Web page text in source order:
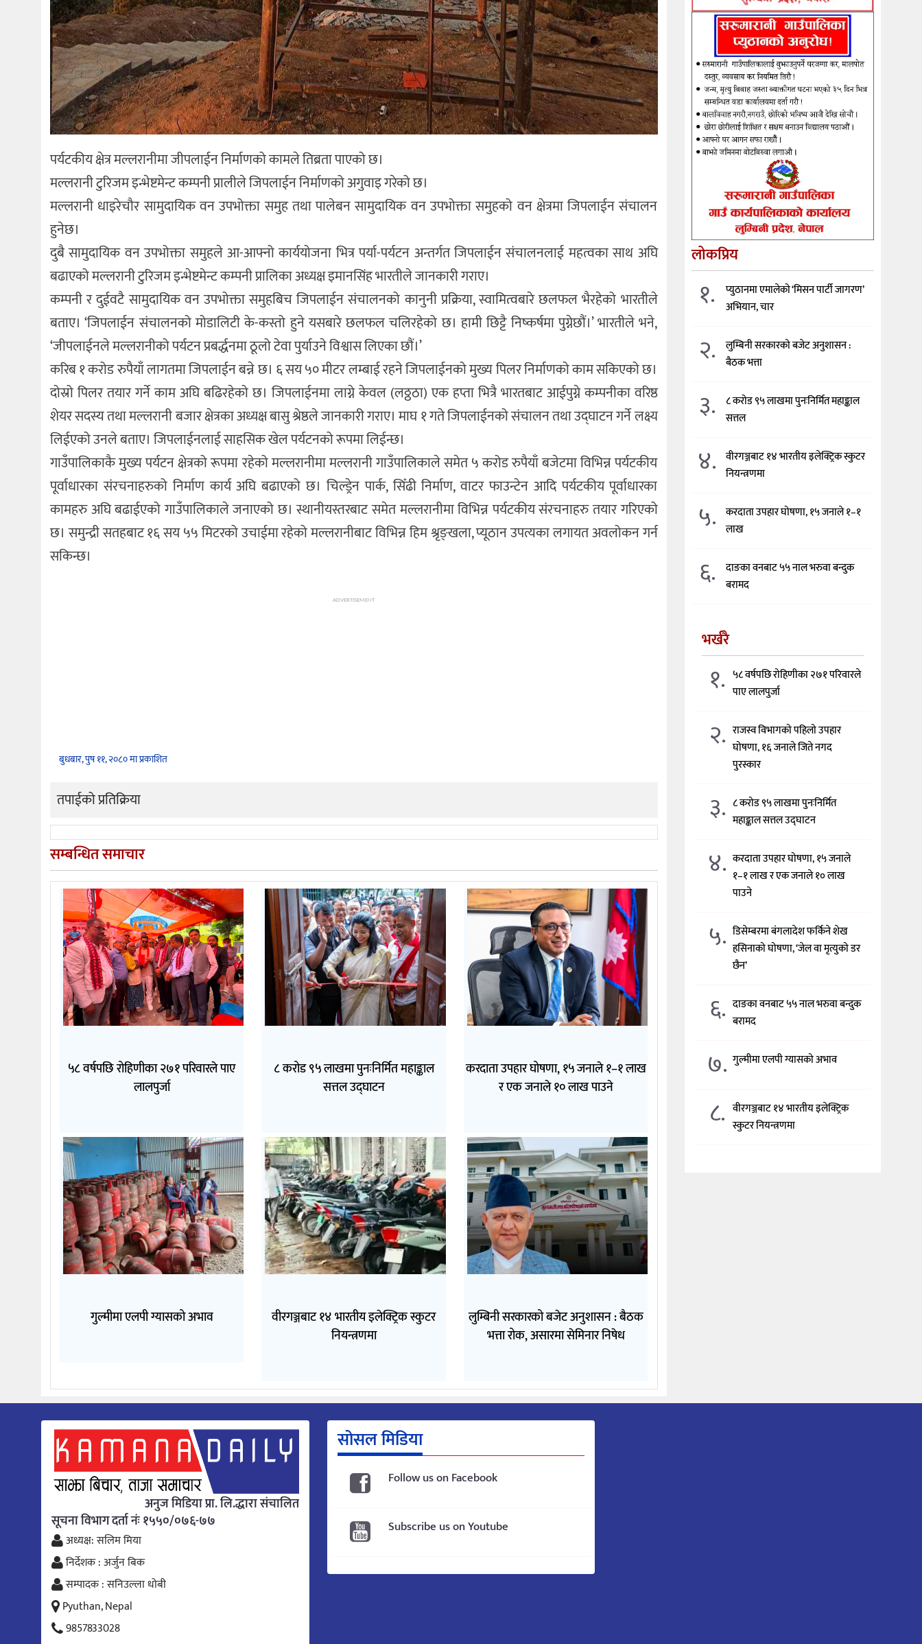
पर्यटकीय क्षेत्र मल्लरानीमा जीपलाईन निर्माणको कामले तिब्रता पाएको छ।
मल्लरानी टुरिजम इन्भेष्टमेन्ट कम्पनी प्रालीले जिपलाईन निर्माणको अगुवाइ गरेको छ।
मल्लरानी धाइरेचौर सामुदायिक वन उपभोक्ता समुह तथा पालेबन सामुदायिक वन उपभोक्ता समुहको वन क्षेत्रमा जिपलाईन संचालन
हुनेछ।
दुबै सामुदायिक वन उपभोक्ता समुहले आ-आफ्नो कार्ययोजना भित्र पर्या-पर्यटन अन्तर्गत जिपलाईन संचालनलाई महत्वका साथ अघि
बढाएको मल्लरानी टुरिजम इन्भेष्टमेन्ट कम्पनी प्रालिका अध्यक्ष इमानसिंह भारतीले जानकारी गराए।
कम्पनी र दुईवटै सामुदायिक वन उपभोक्ता समुहबिच जिपलाईन संचालनको कानुनी प्रक्रिया, स्वामित्वबारे छलफल भैरहेको भारतीले
बताए। ‘जिपलाईन संचालनको मोडालिटी के-कस्तो हुने यसबारे छलफल चलिरहेको छ। हामी छिट्टै निष्कर्षमा पुग्नेछौं।’ भारतीले भने,
‘जीपलाईनले मल्लरानीको पर्यटन प्रबर्द्धनमा ठूलो टेवा पुर्याउने विश्वास लिएका छौं।’
करिब १ करोड रुपैयाँ लागतमा जिपलाईन बन्ने छ। ६ सय ५० मीटर लम्बाई रहने जिपलाईनको मुख्य पिलर निर्माणको काम सकिएको छ।
दोस्रो पिलर तयार गर्ने काम अघि बढिरहेको छ। जिपलाईनमा लाग्ने केवल (लठ्ठठा) एक हप्ता भित्रै भारतबाट आईपुग्ने कम्पनीका वरिष्ठ
शेयर सदस्य तथा मल्लरानी बजार क्षेत्रका अध्यक्ष बासु श्रेष्ठले जानकारी गराए। माघ १ गते जिपलाईनको संचालन तथा उद्घाटन गर्ने लक्ष्य
लिईएको उनले बताए। जिपलाईनलाई साहसिक खेल पर्यटनको रूपमा लिईन्छ।
गाउँपालिकाकै मुख्य पर्यटन क्षेत्रको रूपमा रहेको मल्लरानीमा मल्लरानी गाउँपालिकाले समेत ५ करोड रुपैयाँ बजेटमा विभिन्न पर्यटकीय
पूर्वाधारका संरचनाहरुको निर्माण कार्य अघि बढाएको छ। चिल्ड्रेन पार्क, सिँढी निर्माण, वाटर फाउन्टेन आदि पर्यटकीय पूर्वाधारका
कामहरु अघि बढाईएको गाउँपालिकाले जनाएको छ। स्थानीयस्तरबाट समेत मल्लरानीमा विभिन्न पर्यटकीय संरचनाहरु तयार गरिएको
छ। समुन्द्री सतहबाट १६ सय ५५ मिटरको उचाईमा रहेको मल्लरानीबाट विभिन्न हिम श्रृङ्खला, प्यूठान उपत्यका लगायत अवलोकन गर्न
सकिन्छ।
ADVERTISEMENT
बुधबार, पुष ११, २०८० मा प्रकाशित
तपाईको प्रतिक्रिया
सम्बन्धित समाचार
५८ वर्षपछि रोहिणीका २७१ परिवारले पाए
लालपुर्जा
८ करोड ९५ लाखमा पुनःनिर्मित महाङ्काल
सत्तल उद्घाटन
करदाता उपहार घोषणा, १५ जनाले १–१ लाख
र एक जनाले १० लाख पाउने
गुल्मीमा एलपी ग्यासको अभाव
वीरगञ्जबाट १४ भारतीय इलेक्ट्रिक स्कुटर
नियन्त्रणमा
लुम्बिनी सरकारको बजेट अनुशासन : बैठक
भत्ता रोक, असारमा सेमिनार निषेध
लोकप्रिय
१.
प्युठानमा एमालेको ‘मिसन पार्टी जागरण’
अभियान, चार
२.
लुम्बिनी सरकारको बजेट अनुशासन :
बैठक भत्ता
३.
८ करोड ९५ लाखमा पुनःनिर्मित महाङ्काल
सत्तल
४.
वीरगञ्जबाट १४ भारतीय इलेक्ट्रिक स्कुटर
नियन्त्रणमा
५.
करदाता उपहार घोषणा, १५ जनाले १–१
लाख
६.
दाङका वनबाट ५५ नाल भरुवा बन्दुक
बरामद
भर्खरै
१. ५८ वर्षपछि रोहिणीका २७१ परिवारले
पाए लालपुर्जा
२. राजस्व विभागको पहिलो उपहार
घोषणा, १६ जनाले जिते नगद
पुरस्कार
३. ८ करोड ९५ लाखमा पुनःनिर्मित
महाङ्काल सत्तल उद्घाटन
४. करदाता उपहार घोषणा, १५ जनाले
१–१ लाख र एक जनाले १० लाख
पाउने
५. डिसेम्बरमा बंगलादेश फर्किने शेख
हसिनाको घोषणा, ‘जेल वा मृत्युको डर
छैन’
६. दाङका वनबाट ५५ नाल भरुवा बन्दुक
बरामद
७. गुल्मीमा एलपी ग्यासको अभाव
८. वीरगञ्जबाट १४ भारतीय इलेक्ट्रिक
स्कुटर नियन्त्रणमा
अनुज मिडिया प्रा. लि.द्धारा संचालित
सूचना विभाग दर्ता नंः १५५०/०७६-७७
अध्यक्ष: सलिम मिया
निर्देशक : अर्जुन बिक
सम्पादक : सनिउल्ला धोबी
Pyuthan, Nepal
9857833028
सोसल मिडिया
Follow us on Facebook
Subscribe us on Youtube